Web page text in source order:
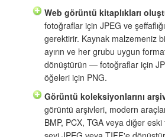
Web görüntü kitaplıkları
fotoğraflar için JPEG ve
gerektirir. Kaynak malzemeniz
ayırın ve her grubu uygun
dönüştürün — fotoğraflar için
öğeleri için PNG.
Görüntü koleksiyonlarını
görüntü arşivleri, modern
BMP, PCX, TGA veya diğer